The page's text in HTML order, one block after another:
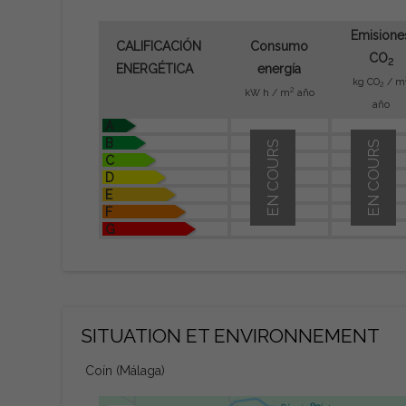
CALIFICACIÓN
ENERGÉTICA
Consumo
energía
kW h / m2 año
CO2
kg CO2 / m
año
A
B
C
D
E
F
G
EN COURS
EN COURS
SITUATION ET ENVIRONNEMENT
Coín (Málaga)